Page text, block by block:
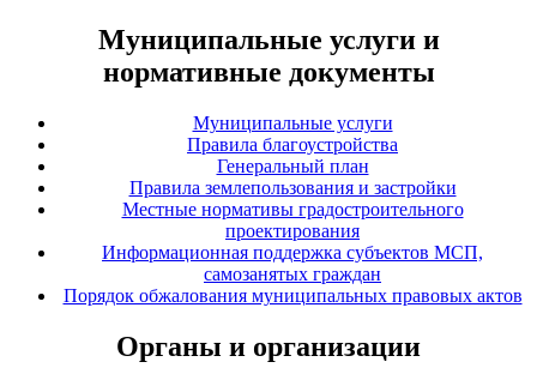
Муниципальные услуги и
нормативные документы
Муниципальные услуги
Правила благоустройства
Генеральный план
Правила землепользования и застройки
Местные нормативы градостроительного
проектирования
Информационная поддержка субъектов МСП,
самозанятых граждан
Порядок обжалования муниципальных правовых актов
Органы и организации